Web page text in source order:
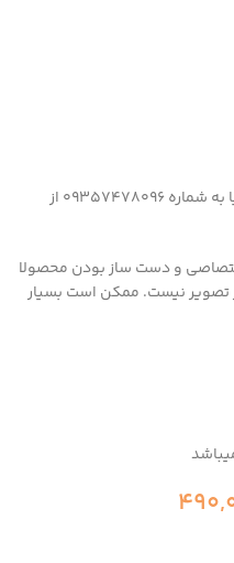
برای اطلاعات بیشتر از طریق دایرکت و یا به شماره 09357478096 از
و دست ساز بودن محصولا
تصویر نیست. ممکن است بسیار